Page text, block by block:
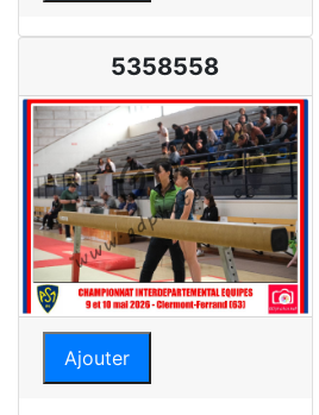
5358558
Ajouter